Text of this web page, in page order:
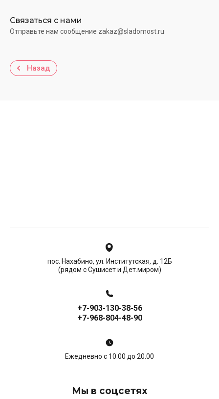
Связаться с нами
Отправьте нам сообщение zakaz@sladomost.ru
Назад
пос. Нахабино, ул. Институтская, д. 12Б
(рядом с Сушисет и Дет.миром)
+7-903-130-38-56
+7-968-804-48-90
Ежедневно с 10.00 до 20.00
Мы в соцсетях